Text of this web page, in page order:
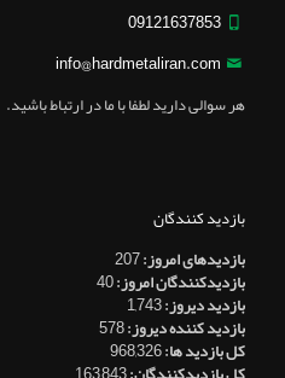
09121637853
info@hardmetaliran.com
هر سوالی دارید لطفا با ما در ارتباط باشید.
بازدید کنندگان
بازدیدهای امروز:207
بازدیدکنندگان امروز:40
بازدید دیروز:1,743
بازدید کننده دیروز:578
کل بازدید ها:968,326